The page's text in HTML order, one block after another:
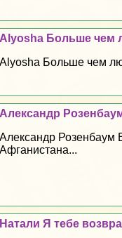
Alyosha Больше чем
Alyosha Больше чем
Александр
Александр Розенбаум
Афганистана...
Натали Я тебе